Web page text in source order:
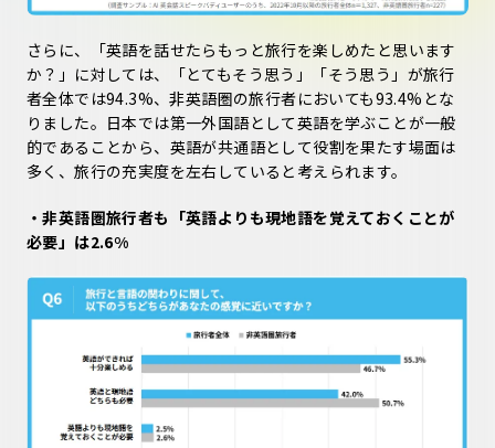
さらに、「英語を話せたらもっと旅行を楽しめたと思います
か？」に対しては、「とてもそう思う」「そう思う」が旅行
者全体では94.3%、非英語圏の旅行者においても93.4%とな
りました。日本では第一外国語として英語を学ぶことが一般
的であることから、英語が共通語として役割を果たす場面は
多く、旅行の充実度を左右していると考えられます。
・非英語圏旅行者も「英語よりも現地語を覚えておくことが
必要」は2.6%